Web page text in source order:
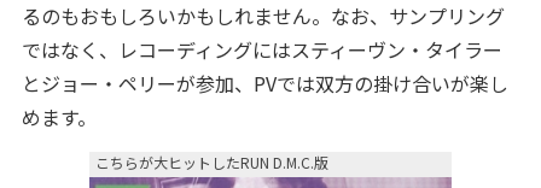
るのもおもしろいかもしれません。なお、サンプリング
ではなく、レコーディングにはスティーヴン・タイラー
とジョー・ペリーが参加、PVでは双方の掛け合いが楽し
めます。
こちらが大ヒットしたRUN D.M.C.版